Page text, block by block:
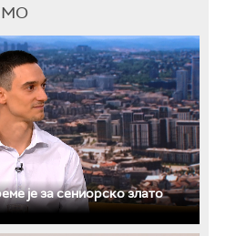
је за сениорско злато